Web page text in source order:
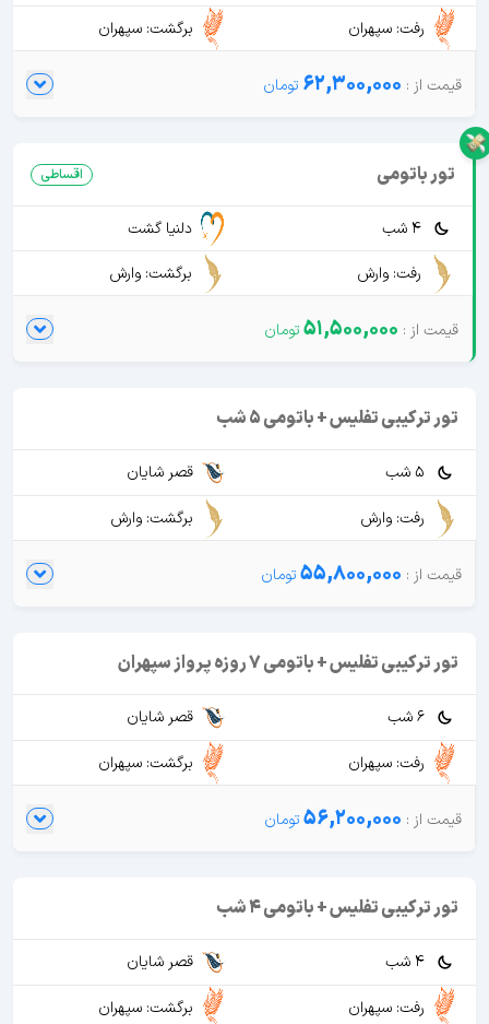
رفت: سپهران
برگشت: سپهران
62,300,000
تور باتومی اقساطی
4 شب
دلنیا گشت
رفت: وارش
برگشت: وارش
51,500,000
تور ترکیبی تفلیس + باتومی 5 شب
5 شب
قصر شایان
رفت: وارش
برگشت: وارش
55,800,000
تور ترکیبی تفلیس + باتومی 7 روزه پرواز سپهران
6 شب
قصر شایان
رفت: سپهران
برگشت: سپهران
56,200,000
تور ترکیبی تفلیس + باتومی 4 شب
4 شب
قصر شایان
رفت: سپهران
برگشت: سپهران